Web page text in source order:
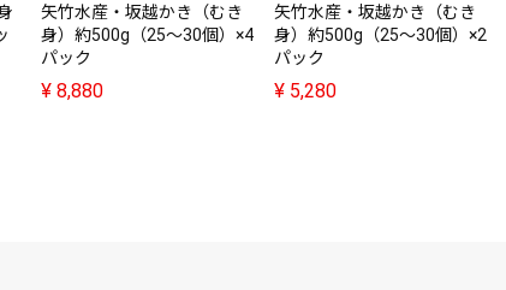
矢竹水産・坂越かき（むき
身）約500g（25～30個）×4
パック
¥ 8,880
矢竹水産・坂越かき（むき
身）約500g（25～30個）×2
パック
¥ 5,280